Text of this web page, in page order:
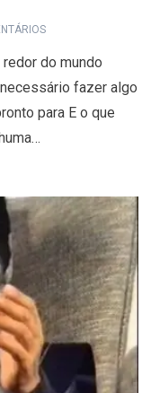
do mundo
fazer algo
para E o que